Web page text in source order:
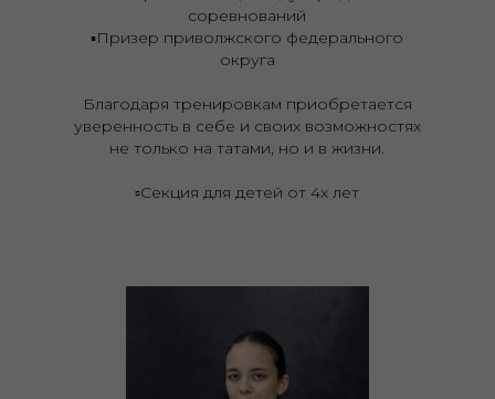
соревнований
▪️Призер приволжского федерального
округа
Благодаря тренировкам приобретается
уверенность в себе и своих возможностях
не только на татами, но и в жизни.
▫️Секция для детей от 4х лет